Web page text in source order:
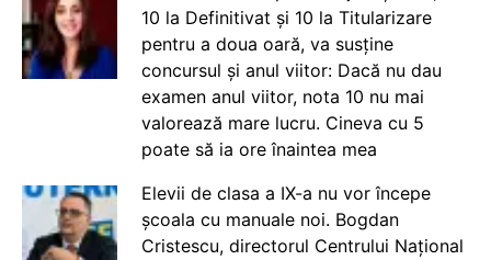
10 la Definitivat și 10 la Titularizare
pentru a doua oară, va susține
concursul și anul viitor: Dacă nu dau
examen anul viitor, nota 10 nu mai
valorează mare lucru. Cineva cu 5
poate să ia ore înaintea mea
Elevii de clasa a IX-a nu vor începe
școala cu manuale noi. Bogdan
Cristescu, directorul Centrului Național